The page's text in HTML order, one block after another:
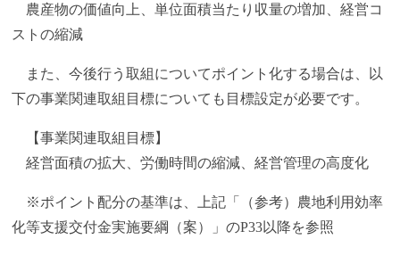
農産物の価値向上、単位面積当たり収量の増加、経営コ
ストの縮減
また、今後行う取組についてポイント化する場合は、以
下の事業関連取組目標についても目標設定が必要です。
【事業関連取組目標】
経営面積の拡大、労働時間の縮減、経営管理の高度化
※ポイント配分の基準は、上記「（参考）農地利用効率
化等支援交付金実施要綱（案）」のP33以降を参照